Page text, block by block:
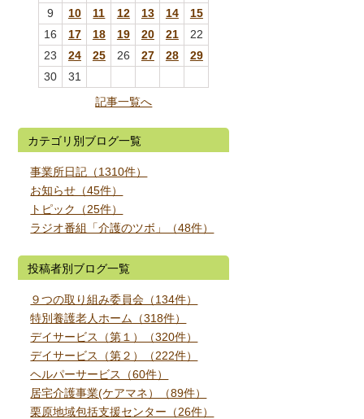
9
10 11 12 13 14
15
16
17 18 19 20 21
22
23
24 25 26 27 28
29
30
31
記事一覧へ
カテゴリ別ブログ一覧
事業所日記（1310件）
お知らせ（45件）
トピック（25件）
ラジオ番組「介護のツボ」（48件）
投稿者別ブログ一覧
９つの取り組み委員会（134件）
特別養護老人ホーム（318件）
デイサービス（第１）（320件）
デイサービス（第２）（222件）
ヘルパーサービス（60件）
居宅介護事業(ケアマネ）（89件）
栗原地域包括支援センター（26件）